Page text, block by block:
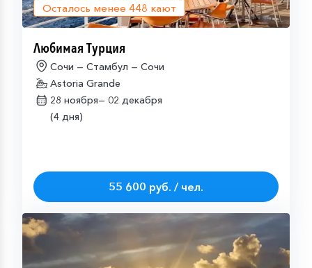
Осталось менее 448 кают
Любимая Турция
Сочи — Стамбул — Сочи
Astoria Grande
28 ноября— 02 декабря
(4 дня)
55 600 руб. / чел.